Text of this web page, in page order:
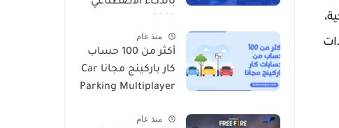
منذ عام
أكثر من 100 حساب
كار باركينج مجانا Car
Parking Multiplayer
منذ عام